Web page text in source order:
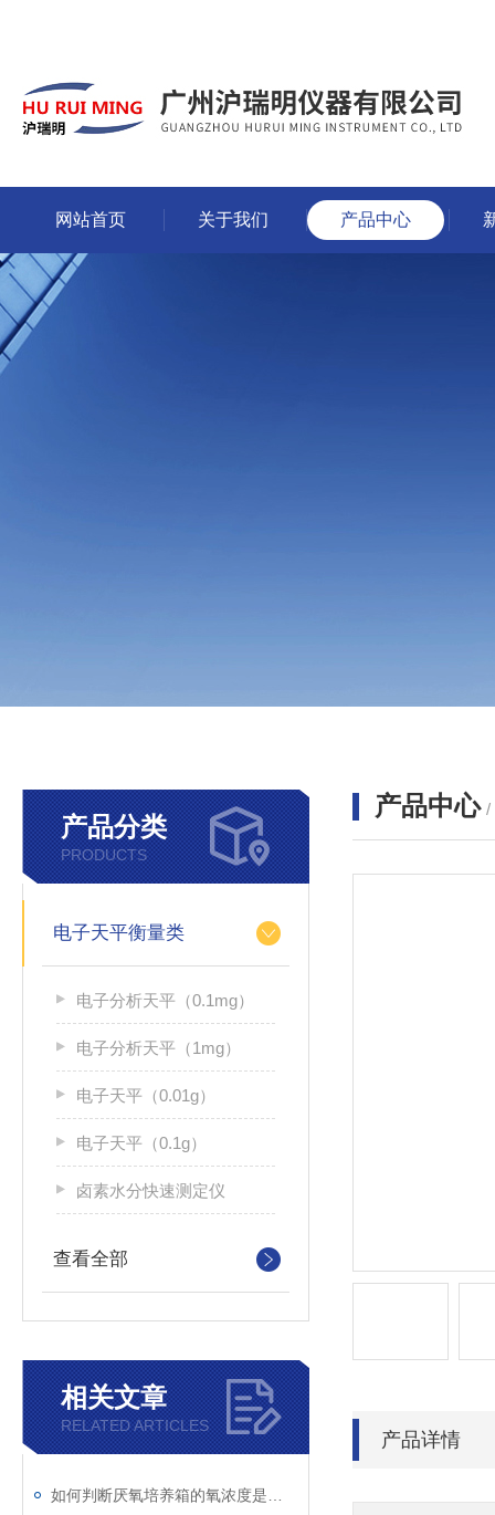
网站首页 关于我们 产品中心
产品分类
PRODUCTS
电子天平衡量类
电子分析天平（0.1mg）
电子分析天平（1mg）
电子天平（0.01g）
电子天平（0.1g）
卤素水分快速测定仪
查看全部
相关文章
RELATED ARTICLES
产品中心 /
产品详情